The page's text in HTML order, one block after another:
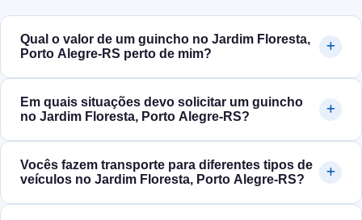
Qual o valor de um guincho no Jardim Floresta,
Porto Alegre‑RS perto de mim?
Em quais situações devo solicitar um guincho
no Jardim Floresta, Porto Alegre‑RS?
Vocês fazem transporte para diferentes tipos de
veículos no Jardim Floresta, Porto Alegre‑RS?